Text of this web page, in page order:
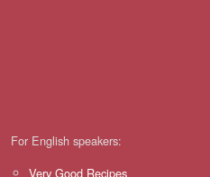
For English speakers:
Very Good Recipes